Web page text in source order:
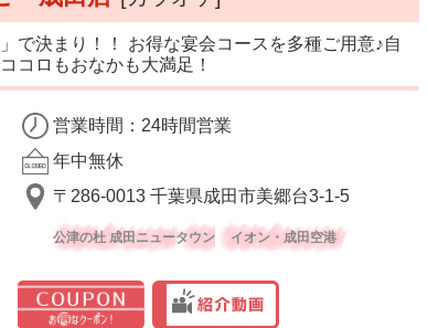
で決まり！！ お得な宴会コースを多種ご用意♪自
コロもおなかも大満足！
営業時間：24時間営業
年中無休
〒286-0013 千葉県成田市美郷台3-1-5
公津の杜 成田ニュータウン イオン・成田空港